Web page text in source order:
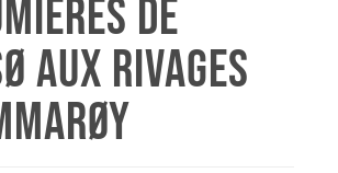
DE
AUX RIVAGES